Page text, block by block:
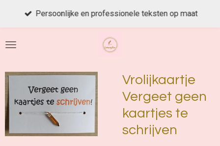
de
Persoonlijke en professionele teksten op maat
Vrolijkaartje
Vergeet geen
kaartjes te
schrijven